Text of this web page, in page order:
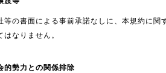
等の書面による事前承諾なしに、本規約に
なりません。
勢力との関係排除